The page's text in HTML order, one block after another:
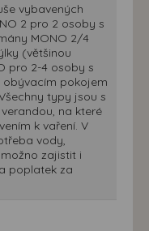
vybavených
2 pro 2 osoby s
MONO 2/4
(většinou
pro 2-4 osoby s
pokojem
typy jsou s
na které
k vaření. V
vody,
zajistit i
poplatek za